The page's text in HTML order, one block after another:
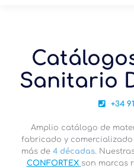
Sanitario
+34
Amplio catálogo de
fabricado y
más de 4 décadas.
CONFORTEX son marcas